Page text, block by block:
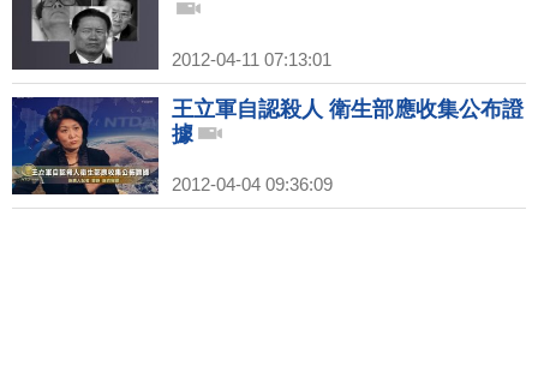
2012-04-11 07:13:01
王立軍自認殺人 衛生部應收集公布證
據
2012-04-04 09:36:09